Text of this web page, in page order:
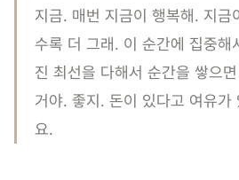
지금. 매번 지금이 행복해. 지금
수록 더 그래. 이 순간에 집중해
진 최선을 다해서 순간을 쌓으
거야. 좋지. 돈이 있다고 여유가
요.